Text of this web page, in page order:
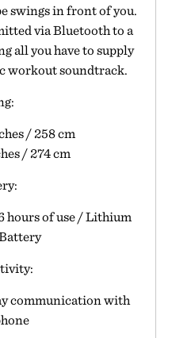
swings in front of you.
via Bluetooth to a
all you have to supply
workout soundtrack.
/ 258 cm
/ 274 cm
hours of use / Lithium
communication with